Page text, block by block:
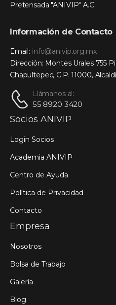
Pretensada "ANIVIP" A.C.
Información de Contacto
Email: info@anivip.org.mx
Dirección: Montes Urales 755
Chapultepec, C.P. 11000,
Llámanos al:
55 8920 3420
Socios ANIVIP
Login Socios
Academia ANIVIP
Centro de Ayuda
Política de Privacidad
Contacto
Empresa
Nosotros
Bolsa de Trabajo
Galería
Blog